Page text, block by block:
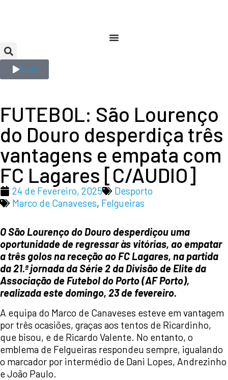
Ouvir
FUTEBOL: São Lourenço
do Douro desperdiça três
vantagens e empata com
FC Lagares [C/AUDIO]
24 de Fevereiro, 2025
Desporto
Marco de Canaveses, Felgueiras
O São Lourenço do Douro desperdiçou uma
oportunidade de regressar às vitórias, ao empatar
a três golos na receção ao FC Lagares, na partida
da 21.ª jornada da Série 2 da Divisão de Elite da
Associação de Futebol do Porto (AF Porto),
realizada este domingo, 23 de fevereiro.
A equipa do Marco de Canaveses esteve em vantagem
por três ocasiões, graças aos tentos de Ricardinho,
que bisou, e de Ricardo Valente. No entanto, o
emblema de Felgueiras respondeu sempre, igualando
o marcador por intermédio de Dani Lopes, Andrezinho
e João Paulo.